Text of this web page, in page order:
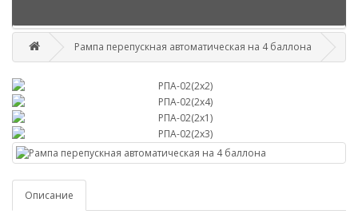
Рампа перепускная автоматическая на 4 баллона
Описание